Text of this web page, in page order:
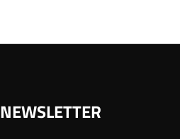
NEWSLETTER